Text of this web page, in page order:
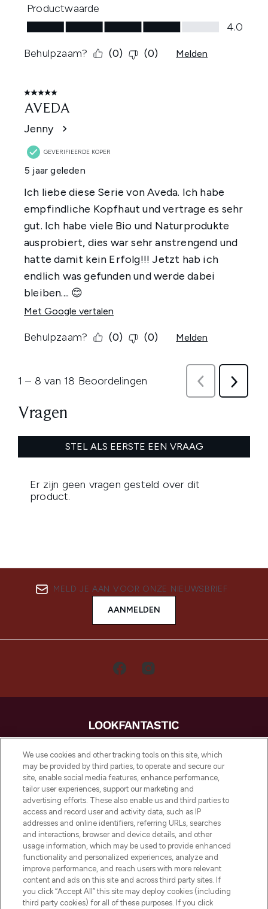
MELD JE AAN VOOR ONZE NIEUWSBRIEF
AANMELDEN
LOOKFANTASTIC is de ultieme online
beautybestemming van Europa, met de
beste huidverzorging, haarproducten en
make-up van meer dan 200 topmerken.
Shop online of via de app, met gratis
verzending vanaf €40.
Cookie-toestemming
Do Not Sell or Share My Personal
Information
HELP & INFORMATIE
We use cookies and other tracking tools on this site, which
may be provided by third parties, to operate and secure our
site, enable social media features, enhance performance,
tailor user experiences, support our marketing and
advertising efforts. These also enable us and third parties to
access and record user and activity data, such as IP
addresses and online identifiers, referring URLs, searches
and interactions, browser and device details, and other
usage information, which may be used to provide enhanced
functionality and personalized experiences, analyze and
improve performance, and reach users with more relevant
content and ads on this site and across third party sites. If
you click “Accept All” this site may deploy cookies (including
third party cookies) for all of these purposes. If you click